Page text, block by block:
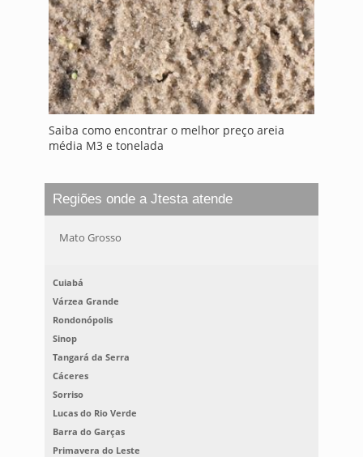
Saiba como encontrar o melhor preço areia
média M3 e tonelada
Regiões onde a Jtesta atende
Mato Grosso
Cuiabá
Várzea Grande
Rondonópolis
Sinop
Tangará da Serra
Cáceres
Sorriso
Lucas do Rio Verde
Barra do Garças
Primavera do Leste